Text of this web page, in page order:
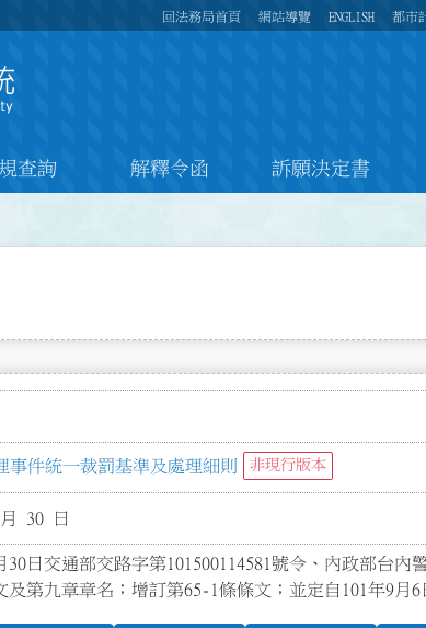
回法務局首頁 網站導覽 ENGLISH 都市
查詢 解釋令函 訴願決定書
事件統一裁罰基準及處理細則 非現行版本
30 日
30日交通部交路字第101500114581號令、內政部台內
及第九章章名；增訂第65-1條條文；並定自101年9月6